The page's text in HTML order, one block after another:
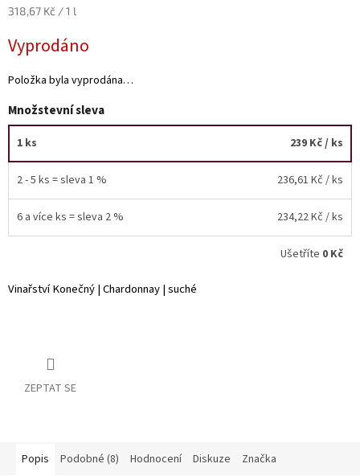
nabídka
Poslední
láhve
Cuvée
vína
Vína
podle
podle
obsahu
Vývrtky
Měrná
318,67 Kč / 1 l
Vyprodáno
Položka byla vyprodána…
Množstevní sleva
1 ks 239 Kč/ ks
2 - 5 ks = sleva 1 % 236,61 Kč / ks
6 a více ks = sleva 2 % 234,22 Kč / ks
Ušetříte 0 Kč
Vinařství Konečný | Chardonnay | suché
ZEPTAT SE
Popis Podobné (8) Hodnocení Diskuze Značka